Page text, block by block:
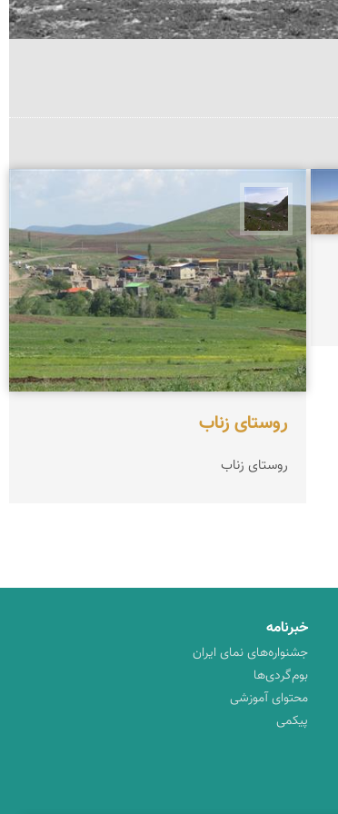
A Zand
روستای زناب
روستای زناب
خبرنامه
جشنواره‌های نمای ایران
بوم‌گردی‌ها
محتوای آموزشی
پیکمی